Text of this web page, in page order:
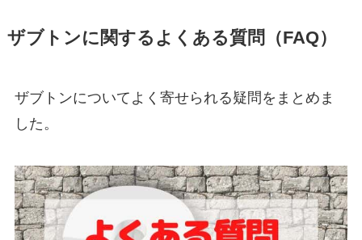
ザブトンに関するよくある質問（FAQ）
ザブトンについてよく寄せられる疑問をまとめま
した。